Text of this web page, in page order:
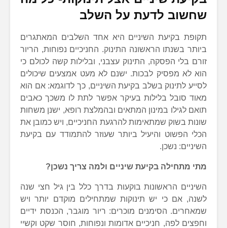
שחשוב לדעת על השלב
תקופת בקיעת השיניים היא אחד השלבים המאתגרים
ביותר בשנתו הראשונה התינוק. החניכיים נפוחות, הריור
זורם בלי הפסקה, התינוק עצבני, ובלילות קשה לכולם כי
הוא לא מפסיק לבכות. ישנם לא מעט אמצעים שיכולים
לסייע לתינוק בשלב בקיעת השיניים, כך לדוגמא: אם הוא
מאוד סובל בלילות בעיקר אפשר לתת לו משכך כאבים
תואם לגילו במינון המתאים ובהמלצת רופא, ישנן משחות
שונות בשוק שמתאימות להרגעת החניכיים, ויש כמובן את
הכלי הפשוט והיעיל ביותר שעוזר להתמודד עם בקיעת
השיניים: נשכן.
מתי מתחילה בקיעת שיניים ולמה צריך נשכן?
השיניים הראשונות בוקעות בדרך כלל בין גיל חצי שנה
לשנה, אם כי יש תינוקות שמתחילים מוקדם יותר ויש
שמאחרים. הסימנים מוכרים: ריור מוגבר, הכנסת ידיים
וחפצים לפה, חניכיים אדומות ונפוחות, חוסר שקט וקשיי